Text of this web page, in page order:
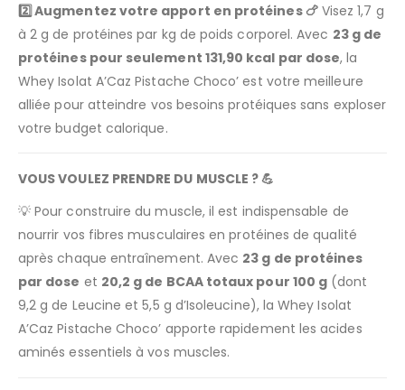
2️⃣ Augmentez votre apport en protéines 🍗Visez 1,7 g
à 2 g de protéines par kg de poids corporel. Avec 23 g de
protéines pour seulement 131,90 kcal par dose, la
Whey Isolat A’Caz Pistache Choco’ est votre meilleure
alliée pour atteindre vos besoins protéiques sans exploser
votre budget calorique.
VOUS VOULEZ PRENDRE DU MUSCLE ? 💪
💡 Pour construire du muscle, il est indispensable de
nourrir vos fibres musculaires en protéines de qualité
après chaque entraînement. Avec 23 g de protéines
par dose et 20,2 g de BCAA totaux pour 100 g (dont
9,2 g de Leucine et 5,5 g d’Isoleucine), la Whey Isolat
A’Caz Pistache Choco’ apporte rapidement les acides
aminés essentiels à vos muscles.